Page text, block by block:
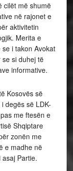
cilët më shumë
në rajonet e
aktivitetin
Merita e
i takon Avokat
se si duhej të
informative.
Kosovës së
degës së LDK-
me ftesën e
Shqiptare
zonën me
e madhe në
Partie.